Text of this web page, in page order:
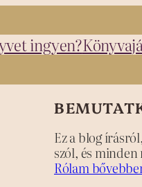
ingyen?
Ez a blog
szól, és
Rólam